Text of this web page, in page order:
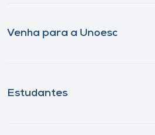
Venha para a Unoesc
Estudantes